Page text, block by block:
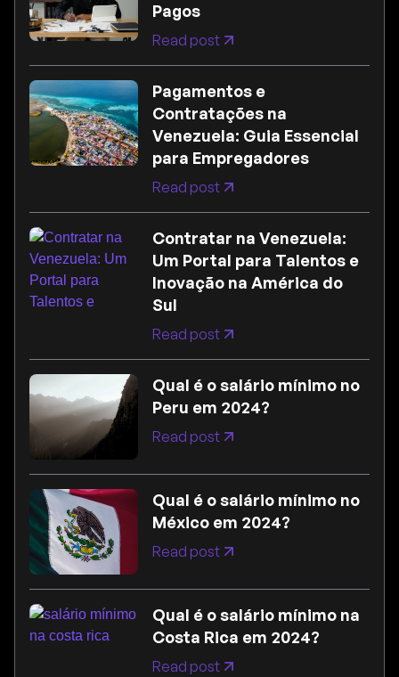
Pagos
Read post
Pagamentos e
Contratações na
Venezuela: Guia Essencial
para Empregadores
Read post
Contratar na Venezuela:
Um Portal para Talentos e
Inovação na América do
Sul
Read post
Qual é o salário mínimo no
Peru em 2024?
Read post
Qual é o salário mínimo no
México em 2024?
Read post
Qual é o salário mínimo na
Costa Rica em 2024?
Read post